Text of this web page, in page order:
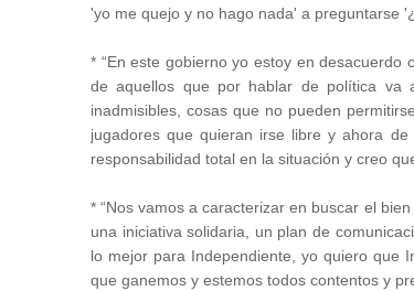
'yo me quejo y no hago nada' a preguntarse
* “En este gobierno yo estoy en
de aquellos que por hablar de política va
inadmisibles, cosas que no pueden
jugadores que quieran irse libre y ahora
responsabilidad total en la situación y creo
* “Nos vamos a caracterizar en buscar el
una iniciativa solidaria, un plan de
lo mejor para Independiente, yo quiero que
que ganemos y estemos todos contentos y